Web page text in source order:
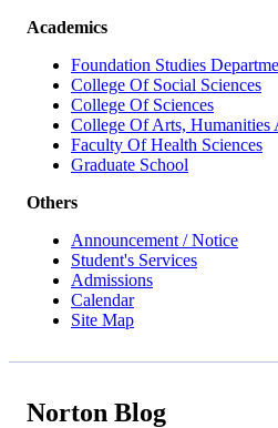
Academics
Foundation Studies
College Of Social Sciences
College Of Sciences
College Of Arts, Humanities
Faculty Of Health Sciences
Graduate School
Others
Announcement / Notice
Student's Services
Admissions
Calendar
Site Map
Norton Blog